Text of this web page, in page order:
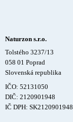
Naturzon s.r.o.
Tolstého 3237/13
058 01 Poprad
Slovenská republika
IČO: 52131050
DIČ: 2120901948
IČ DPH: SK2120901948